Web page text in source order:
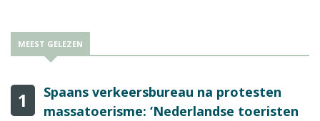
MEEST GELEZEN
1
Spaans verkeersbureau na protesten
massatoerisme: ‘Nederlandse toeristen